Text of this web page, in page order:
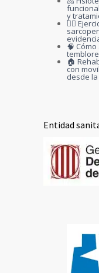
y
🏋️‍♀️
🧠
🏠
con
desde
Entidad